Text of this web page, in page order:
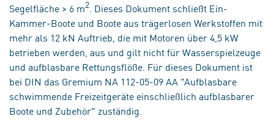
Segelfläche > 6 m2 . Dieses Dokument schließt Ein-
Kammer-Boote und Boote aus trägerlosen Werkstoffen mit
mehr als 12 kN Auftrieb, die mit Motoren über 4,5 kW
betrieben werden, aus und gilt nicht für Wasserspielzeuge
und aufblasbare Rettungsflöße. Für dieses Dokument ist
bei DIN das Gremium NA 112-05-09 AA "Aufblasbare
schwimmende Freizeitgeräte einschließlich aufblasbarer
Boote und Zubehör" zuständig.